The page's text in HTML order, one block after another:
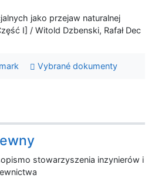
jako przejaw naturalnej
I] / Witold Dzbenski, Rafał Dec
Vybrané dokumenty
stowarzyszenia inzynierów i